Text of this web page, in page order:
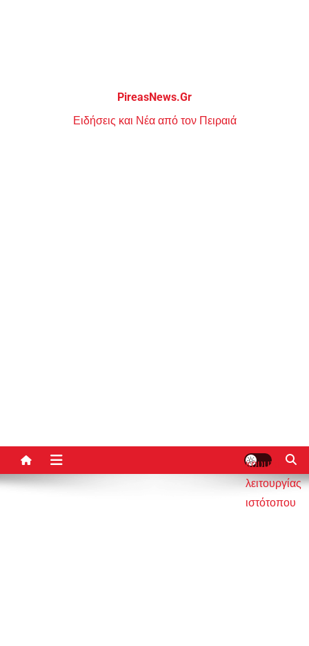
PireasNews.Gr
Ειδήσεις και Νέα από τον Πειραιά
κουμπί
λειτουργίας
ιστότοπου